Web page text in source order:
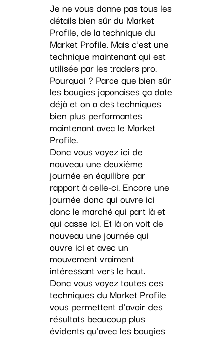
Je ne vous donne pas tous les
détails bien sûr du Market
Profile, de la technique du
Market Profile. Mais c’est une
technique maintenant qui est
utilisée par les traders pro.
Pourquoi ? Parce que bien sûr
les bougies japonaises ça date
déjà et on a des techniques
bien plus performantes
maintenant avec le Market
Profile.
Donc vous voyez ici de
nouveau une deuxième
journée en équilibre par
rapport à celle-ci. Encore une
journée donc qui ouvre ici
donc le marché qui part là et
qui casse ici. Et là on voit de
nouveau une journée qui
ouvre ici et avec un
mouvement vraiment
intéressant vers le haut.
Donc vous voyez toutes ces
techniques du Market Profile
vous permettent d’avoir des
résultats beaucoup plus
évidents qu’avec les bougies